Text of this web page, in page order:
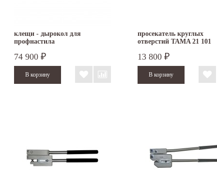
клещи - дырокол для
профнастила
74 900 ₽
просекатель круглых
отверстий TAMA 21 101
13 800 ₽